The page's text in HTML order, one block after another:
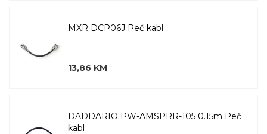
MXR DCP06J Peč kabl
13,86 KM
DADDARIO PW-AMSPRR-105 0.15m Peč
kabl